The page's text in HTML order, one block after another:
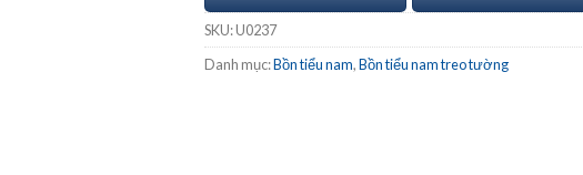
SKU:U0237
Danh mục:Bồn tiểu nam,Bồn tiểu nam treo tường